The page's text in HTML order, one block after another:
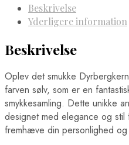
Beskrivelse
Yderligere information
Beskrivelse
Oplev det smukke
farven sølv, som er en
smykkesamling. Dette unikke
designet med elegance og
fremhæve din personlighed